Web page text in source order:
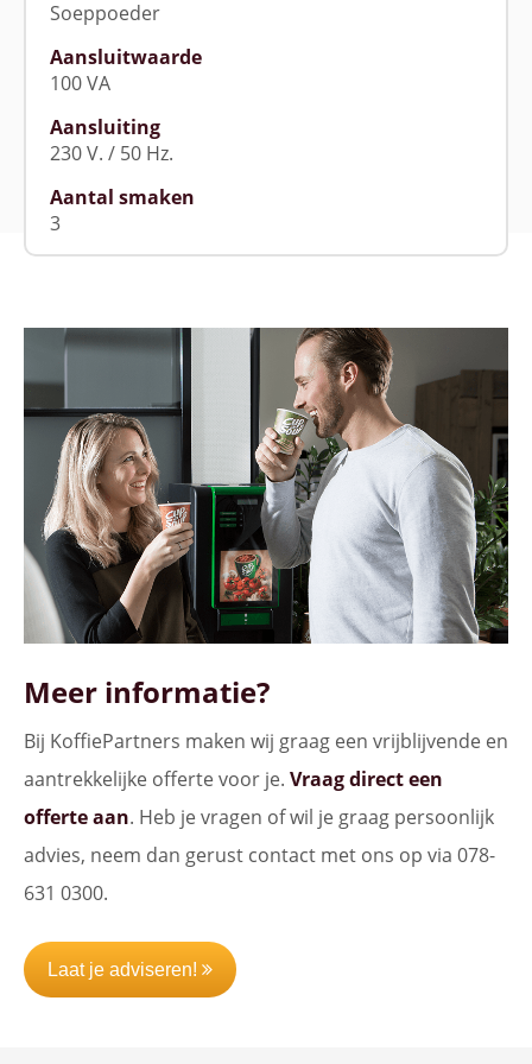
Soeppoeder
Aansluitwaarde
100 VA
Aansluiting
230 V. / 50 Hz.
Aantal smaken
3
Meer informatie?
Bij KoffiePartners maken wij graag een vrijblijvende en
aantrekkelijke offerte voor je. Vraag direct een
offerte aan. Heb je vragen of wil je graag persoonlijk
advies, neem dan gerust contact met ons op via 078-
631 0300.
Laat je adviseren!